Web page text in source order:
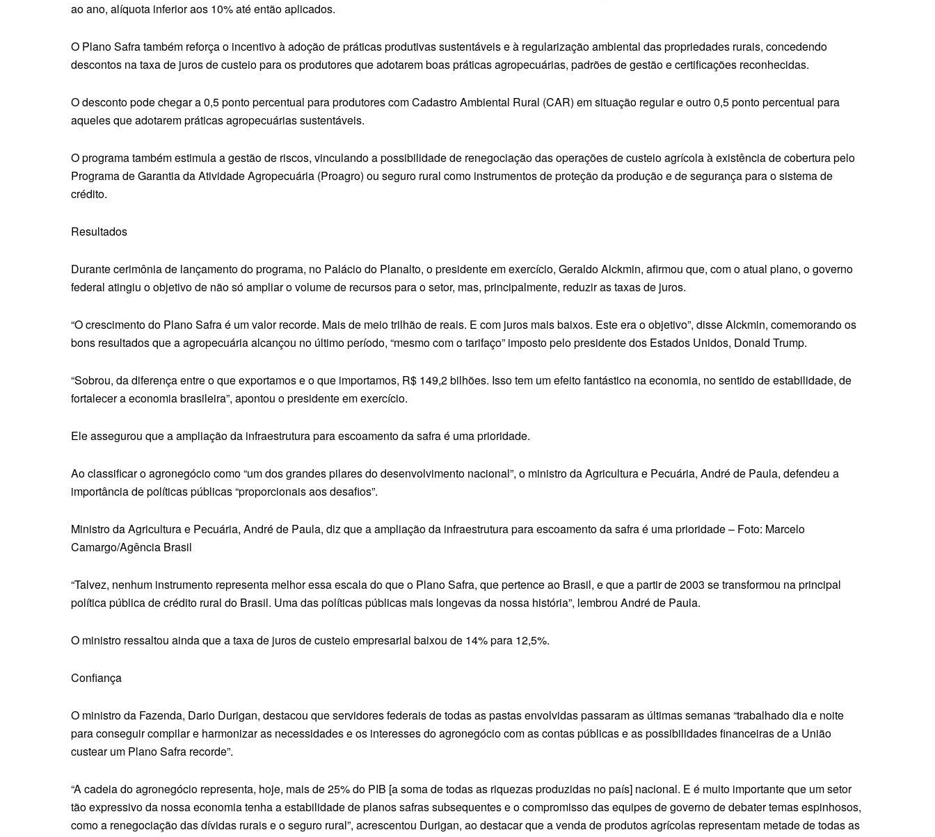
ao ano, alíquota inferior aos 10% até então aplicados.
O Plano Safra também reforça o incentivo à adoção de práticas produtivas sustentáveis e à regularização ambiental das propriedades rurais, concedendo
descontos na taxa de juros de custeio para os produtores que adotarem boas práticas agropecuárias, padrões de gestão e certificações reconhecidas.
O desconto pode chegar a 0,5 ponto percentual para produtores com Cadastro Ambiental Rural (CAR) em situação regular e outro 0,5 ponto percentual para
aqueles que adotarem práticas agropecuárias sustentáveis.
O programa também estimula a gestão de riscos, vinculando a possibilidade de renegociação das operações de custeio agrícola à existência de cobertura pelo
Programa de Garantia da Atividade Agropecuária (Proagro) ou seguro rural como instrumentos de proteção da produção e de segurança para o sistema de
crédito.
Resultados
Durante cerimônia de lançamento do programa, no Palácio do Planalto, o presidente em exercício, Geraldo Alckmin, afirmou que, com o atual plano, o governo
federal atingiu o objetivo de não só ampliar o volume de recursos para o setor, mas, principalmente, reduzir as taxas de juros.
“O crescimento do Plano Safra é um valor recorde. Mais de meio trilhão de reais. E com juros mais baixos. Este era o objetivo”, disse Alckmin, comemorando os
bons resultados que a agropecuária alcançou no último período, “mesmo com o tarifaço” imposto pelo presidente dos Estados Unidos, Donald Trump.
“Sobrou, da diferença entre o que exportamos e o que importamos, R$ 149,2 bilhões. Isso tem um efeito fantástico na economia, no sentido de estabilidade, de
fortalecer a economia brasileira”, apontou o presidente em exercício.
Ele assegurou que a ampliação da infraestrutura para escoamento da safra é uma prioridade.
Ao classificar o agronegócio como “um dos grandes pilares do desenvolvimento nacional”, o ministro da Agricultura e Pecuária, André de Paula, defendeu a
importância de políticas públicas “proporcionais aos desafios”.
Ministro da Agricultura e Pecuária, André de Paula, diz que a ampliação da infraestrutura para escoamento da safra é uma prioridade – Foto: Marcelo
Camargo/Agência Brasil
“Talvez, nenhum instrumento representa melhor essa escala do que o Plano Safra, que pertence ao Brasil, e que a partir de 2003 se transformou na principal
política pública de crédito rural do Brasil. Uma das políticas públicas mais longevas da nossa história”, lembrou André de Paula.
O ministro ressaltou ainda que a taxa de juros de custeio empresarial baixou de 14% para 12,5%.
Confiança
O ministro da Fazenda, Dario Durigan, destacou que servidores federais de todas as pastas envolvidas passaram as últimas semanas “trabalhado dia e noite
para conseguir compilar e harmonizar as necessidades e os interesses do agronegócio com as contas públicas e as possibilidades financeiras de a União
custear um Plano Safra recorde”.
“A cadeia do agronegócio representa, hoje, mais de 25% do PIB [a soma de todas as riquezas produzidas no país] nacional. E é muito importante que um setor
tão expressivo da nossa economia tenha a estabilidade de planos safras subsequentes e o compromisso das equipes de governo de debater temas espinhosos,
como a renegociação das dívidas rurais e o seguro rural”, acrescentou Durigan, ao destacar que a venda de produtos agrícolas representam metade de todas as